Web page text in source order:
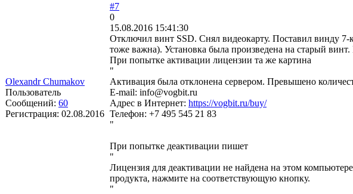
Olexandr Chumakov
Пользователь
Сообщений: 60
Регистрация: 02.08.2016
#7
0
15.08.2016 15:41:30
Отключил винт SSD. Снял видеокарту. Поставил винду
тоже важна). Установка была произведена на старый
При попытке активации лицензии та же картина
"
Активация была отклонена сервером. Превышено
E-mail: info@vogbit.ru
Адрес в Интернет: https://vogbit.ru/buy/
Телефон: +7 495 545 21 83
"
При попытке деактивации пишет
"
Лицензия для деактивации не найдена на этом
продукта, нажмите на соответствующую кнопку.
"